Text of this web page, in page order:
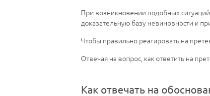
При возникновении подобных
доказательную базу невиновности и
Чтобы правильно реагировать на
Отвечая на вопрос, как ответить на
Как отвечать на